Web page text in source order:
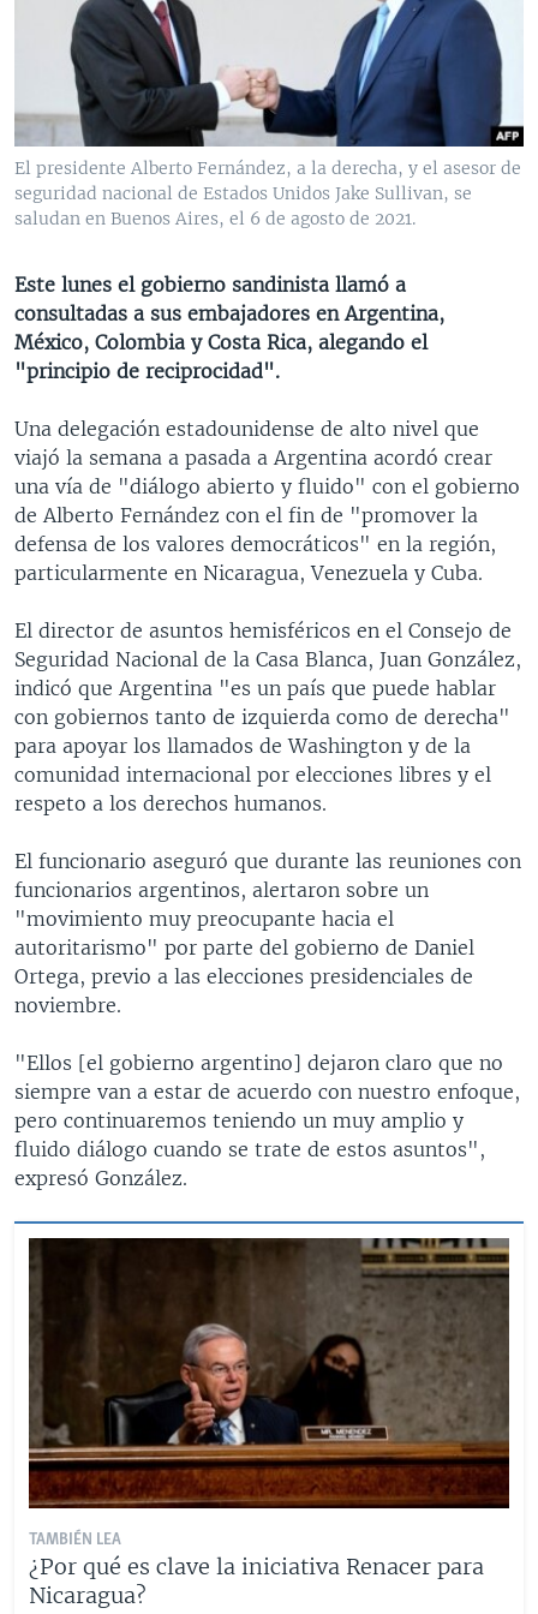
VENEZUELA
BRASIL
NICARAGUA
ECONOMÍA
ENTRETENIMIENTO Y CULTURA
TECNOLOGÍA
DEPORTES
CIENCIA Y SALUD
MULTIMEDIA
VIDEOS
FOTOGRAFÍA
AUDIOS
PROGRAMAS TV
EL MUNDO AL DÍA
FORO INTERAMERICANO
VISIÓN 360
PANORAMA
AVANCE INFORMATIVO
AUDIONOTICIAS
ESTADOS UNIDOS AL DÍA
EL MUNDO AL DÍA [RADIO]
FORO [RADIO]
NOTA ECONÓMICA
ENTRETENIMIENTO
DIRECT
DOCUMENTALES DE LA VOA
SÍGANOS
Idiomas
El presidente Alberto Fernández, a la derecha, y el asesor de
seguridad nacional de Estados Unidos Jake Sullivan, se
saludan en Buenos Aires, el 6 de agosto de 2021.
Este lunes el gobierno sandinista llamó a
consultadas a sus embajadores en Argentina,
México, Colombia y Costa Rica, alegando el
"principio de reciprocidad".
Una delegación estadounidense de alto nivel que
viajó la semana a pasada a Argentina acordó crear
una vía de "diálogo abierto y fluido" con el gobierno
de Alberto Fernández con el fin de "promover la
defensa de los valores democráticos" en la región,
particularmente en Nicaragua, Venezuela y Cuba.
El director de asuntos hemisféricos en el Consejo de
Seguridad Nacional de la Casa Blanca, Juan González,
indicó que Argentina "es un país que puede hablar
con gobiernos tanto de izquierda como de derecha"
para apoyar los llamados de Washington y de la
comunidad internacional por elecciones libres y el
respeto a los derechos humanos.
El funcionario aseguró que durante las reuniones con
funcionarios argentinos, alertaron sobre un
"movimiento muy preocupante hacia el
autoritarismo" por parte del gobierno de Daniel
Ortega, previo a las elecciones presidenciales de
noviembre.
"Ellos [el gobierno argentino] dejaron claro que no
siempre van a estar de acuerdo con nuestro enfoque,
pero continuaremos teniendo un muy amplio y
fluido diálogo cuando se trate de estos asuntos",
expresó González.
TAMBIÉN LEA
¿Por qué es clave la iniciativa Renacer para
Nicaragua?